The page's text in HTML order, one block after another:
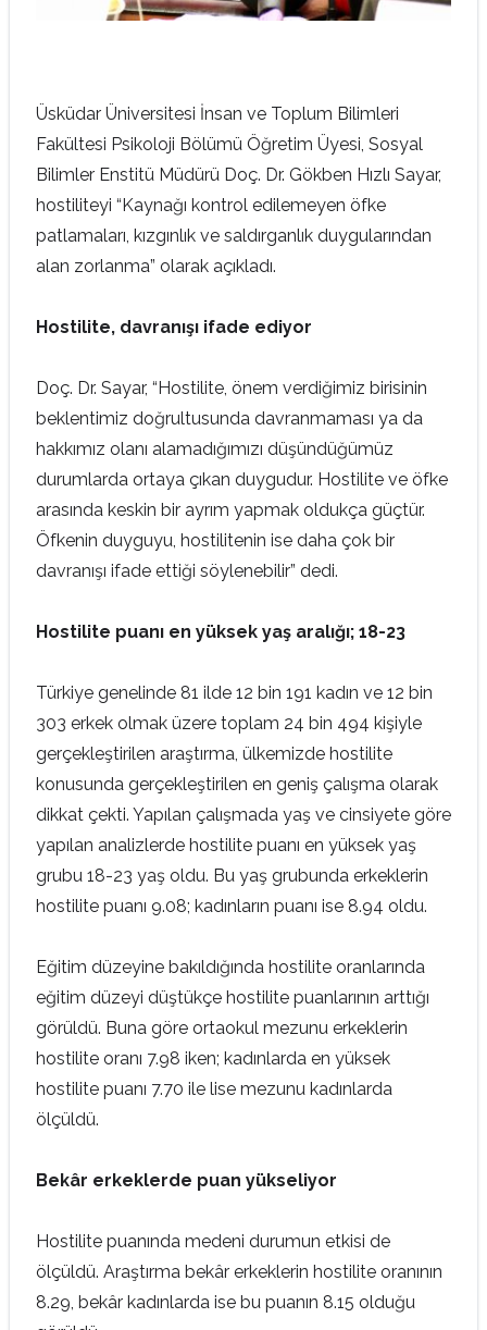
Üsküdar Üniversitesi İnsan ve Toplum Bilimleri
Fakültesi Psikoloji Bölümü Öğretim Üyesi, Sosyal
Bilimler Enstitü Müdürü Doç. Dr. Gökben Hızlı Sayar,
hostiliteyi “Kaynağı kontrol edilemeyen öfke
patlamaları, kızgınlık ve saldırganlık duygularından
alan zorlanma” olarak açıkladı.
Hostilite, davranışı ifade ediyor
Doç. Dr. Sayar, “Hostilite, önem verdiğimiz birisinin
beklentimiz doğrultusunda davranmaması ya da
hakkımız olanı alamadığımızı düşündüğümüz
durumlarda ortaya çıkan duygudur. Hostilite ve öfke
arasında keskin bir ayrım yapmak oldukça güçtür.
Öfkenin duyguyu, hostilitenin ise daha çok bir
davranışı ifade ettiği söylenebilir” dedi.
Hostilite puanı en yüksek yaş aralığı; 18-23
Türkiye genelinde 81 ilde 12 bin 191 kadın ve 12 bin
303 erkek olmak üzere toplam 24 bin 494 kişiyle
gerçekleştirilen araştırma, ülkemizde hostilite
konusunda gerçekleştirilen en geniş çalışma olarak
dikkat çekti. Yapılan çalışmada yaş ve cinsiyete göre
yapılan analizlerde hostilite puanı en yüksek yaş
grubu 18-23 yaş oldu. Bu yaş grubunda erkeklerin
hostilite puanı 9.08; kadınların puanı ise 8.94 oldu.
Eğitim düzeyine bakıldığında hostilite oranlarında
eğitim düzeyi düştükçe hostilite puanlarının arttığı
görüldü. Buna göre ortaokul mezunu erkeklerin
hostilite oranı 7.98 iken; kadınlarda en yüksek
hostilite puanı 7.70 ile lise mezunu kadınlarda
ölçüldü.
Bekâr erkeklerde puan yükseliyor
Hostilite puanında medeni durumun etkisi de
ölçüldü. Araştırma bekâr erkeklerin hostilite oranının
8.29, bekâr kadınlarda ise bu puanın 8.15 olduğu